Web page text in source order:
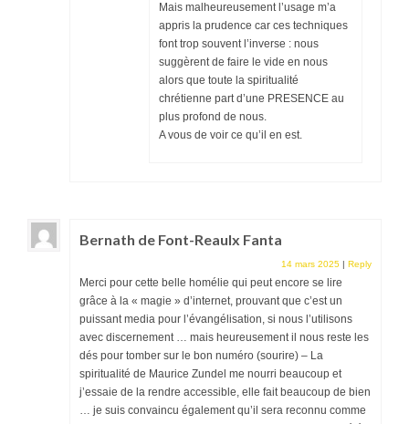
Mais malheureusement l’usage m’a
appris la prudence car ces techniques
font trop souvent l’inverse : nous
suggèrent de faire le vide en nous
alors que toute la spiritualité
chrétienne part d’une PRESENCE au
plus profond de nous.
A vous de voir ce qu’il en est.
Bernath de Font-Reaulx Fanta
14 mars 2025 | Reply
Merci pour cette belle homélie qui peut encore se lire
grâce à la « magie » d’internet, prouvant que c’est un
puissant media pour l’évangélisation, si nous l’utilisons
avec discernement … mais heureusement il nous reste les
dés pour tomber sur le bon numéro (sourire) – La
spiritualité de Maurice Zundel me nourri beaucoup et
j’essaie de la rendre accessible, elle fait beaucoup de bien
… je suis convaincu également qu’il sera reconnu comme